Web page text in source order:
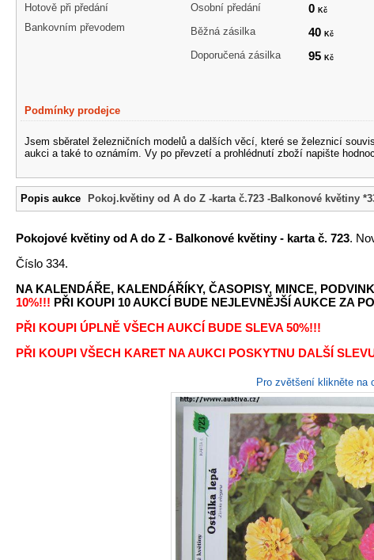
Hotově při předání
Bankovním převodem
Osobní předání
0Kč
Běžná zásilka 40Kč
Doporučená zásilka 95Kč
Podmínky prodejce
Jsem sběratel železničních modelů a dalších věcí, které se železnicí
aukci a také to oznámím. Vy po převzetí a prohlédnutí zboží napište
Popis aukce Pokoj.květiny od A do Z -karta č.723 -Balkonové květiny
Pokojové květiny od A do Z - Balkonové květiny - karta č. 723.
Číslo 334.
NA KALENDÁŘE, KALENDÁŘÍKY, ČASOPISY, MINCE,
10%!!! PŘI KOUPI 10 AUKCÍ BUDE NEJLEVNĚJŠÍ AUKCE ZA
PŘI KOUPI ÚPLNĚ VŠECH AUKCÍ BUDE SLEVA 50%!!!
PŘI KOUPI VŠECH KARET NA AUKCI POSKYTNU DALŠÍ
Pro zvětšení klikněte na